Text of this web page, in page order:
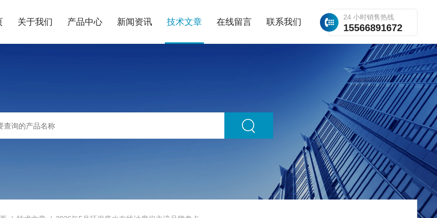
24 小时销售热线
15566891672
关于我们 产品中心 新闻资讯 技术文章 在线留言 联系我们